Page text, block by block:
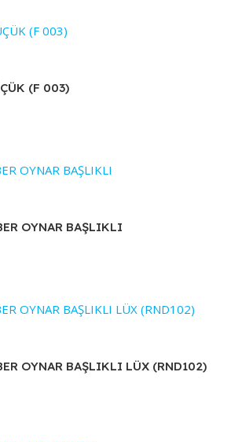
(F 003)
OYNAR BAŞLIKLI
OYNAR BAŞLIKLI LÜX (RND102)